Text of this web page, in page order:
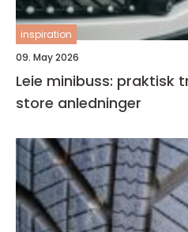
inspiration
09. May 2026
Leie minibuss: praktisk
store anledninger